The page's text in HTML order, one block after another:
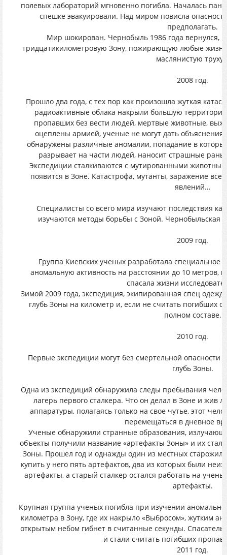
полевых лабораторий мгновенно погибла. Началась
спешке эвакуировали. Над миром повисла
предполагать.
Мир шокирован. Чернобыль 1986 года вернулся,
тридцатикилометровую Зону, пожирающую любые
маслянистую
2008 год.
Прошло два года, c тех пор как произошла жуткая
радиоактивные облака накрыли большую
пропавших без вести людей, мертвые животные,
оцеплены армией, ученые не могут дать объяснения
обнаружены различные аномалии, попадание в
разрывает на части людей, наносит страшные
Экспедиции сталкиваются с мутированными
появится в Зоне. Катастрофа, мутанты, заражение все
явлений…
Специалисты со всего мира изучают последствия
изучаются методы борьбы с Зоной. Чернобыльская
2009 год.
Группа Киевских ученых разработала специальное
аномальную активность на расстоянии до 10 метров,
спасала жизни
Зимой 2009 года, экспедиция, экипированная спец
глубь Зоны на километр и, если не считать погибших
полном составе.
2010 год.
Первые экспедиции могут без смертельной опасности
глубь Зоны.
Одна из экспедиций обнаружила следы пребывания
лагерь первого сталкера. Что он делал в Зоне и жив
аппаратуры, полагаясь только на свое чутье, этот
перемещаться в дневное
Ученые обнаружили странные образования,
объекты получили название «артефакты Зоны» и их
Зоны. Прошел год и однажды один из местных
купить у него пять артефактов, два из которых были
артефакты, а старый сталкер остался работать на
артефакты.
Крупная группа ученых погибла при изучении
километра в Зону, где их накрыло «Выбросом», жутким
открытым небом гибнет в считанные секунды.
и стали считать погибших
2011 год.